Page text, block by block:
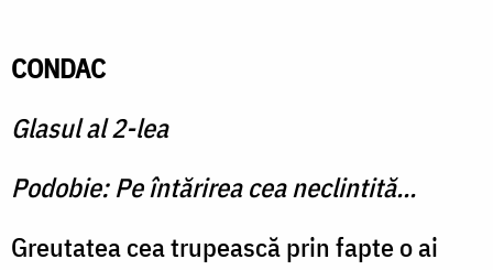
CONDAC
Glasul al 2-lea
Podobie: Pe întărirea cea neclintită...
Greutatea cea trupească prin fapte o ai